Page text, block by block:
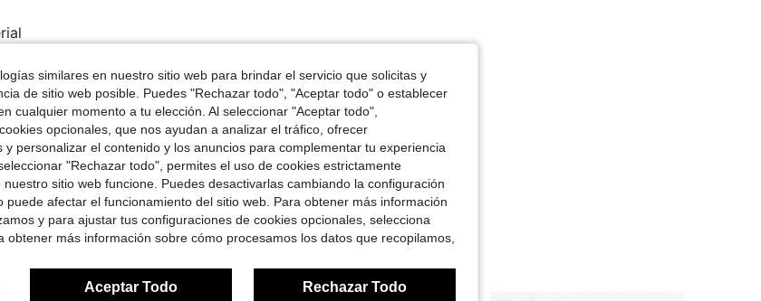
Útil (0)
similares en nuestro sitio web para brindar el servicio que solicitas y
de sitio web posible. Puedes "Rechazar todo", "Aceptar todo" o establecer
cualquier momento a tu elección. Al seleccionar "Aceptar todo",
opcionales, que nos ayudan a analizar el tráfico, ofrecer
y personalizar el contenido y los anuncios para complementar tu experiencia
"Rechazar todo", permites el uso de cookies estrictamente
sitio web funcione. Puedes desactivarlas cambiando la configuración
puede afectar el funcionamiento del sitio web. Para obtener más información
y para ajustar tus configuraciones de cookies opcionales, selecciona
obtener más información sobre cómo procesamos los datos que recopilamos,
Aceptar Todo Rechazar Todo